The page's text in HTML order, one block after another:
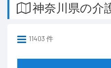
神奈川県の介
11403 件